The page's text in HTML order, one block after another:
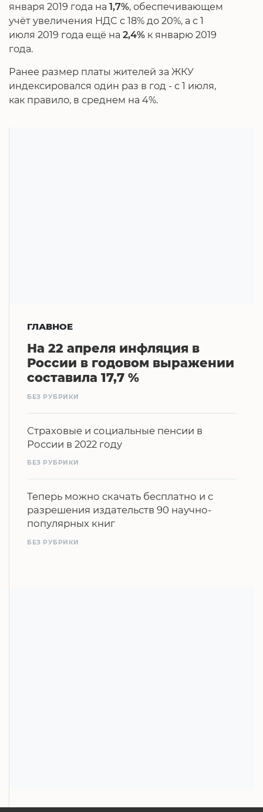
января 2019 года на 1,7%, обеспечивающем
учёт увеличения НДС с 18% до 20%, а с 1
июля 2019 года ещё на 2,4% к январю 2019
года.
Ранее размер платы жителей за ЖКУ
индексировался один раз в год - с 1 июля,
как правило, в среднем на 4%.
ГЛАВНОЕ
На 22 апреля инфляция в
России в годовом выражении
составила 17,7 %
БЕЗ РУБРИКИ
Страховые и социальные пенсии в
России в 2022 году
БЕЗ РУБРИКИ
Теперь можно скачать бесплатно и с
разрешения издательств 90 научно-
популярных книг
БЕЗ РУБРИКИ